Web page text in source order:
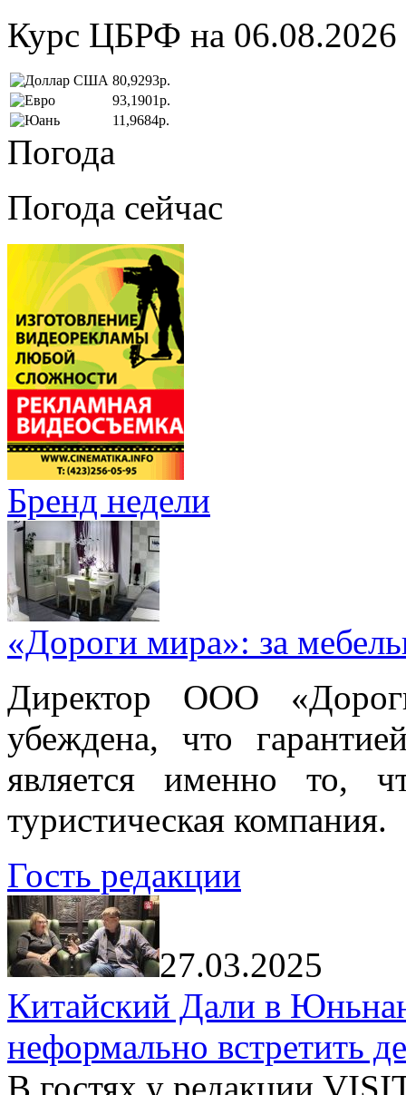
Курс ЦБРФ на 06.08.2026
80,9293р.
93,1901р.
11,9684р.
Погода
Погода сейчас
Бренд недели
«Дороги мира»: за
Директор ООО
убеждена, что
является именно то,
туристическая компания.
Гость редакции
27.03.2025
Китайский Дали в
неформально встретить
В гостях у редакции